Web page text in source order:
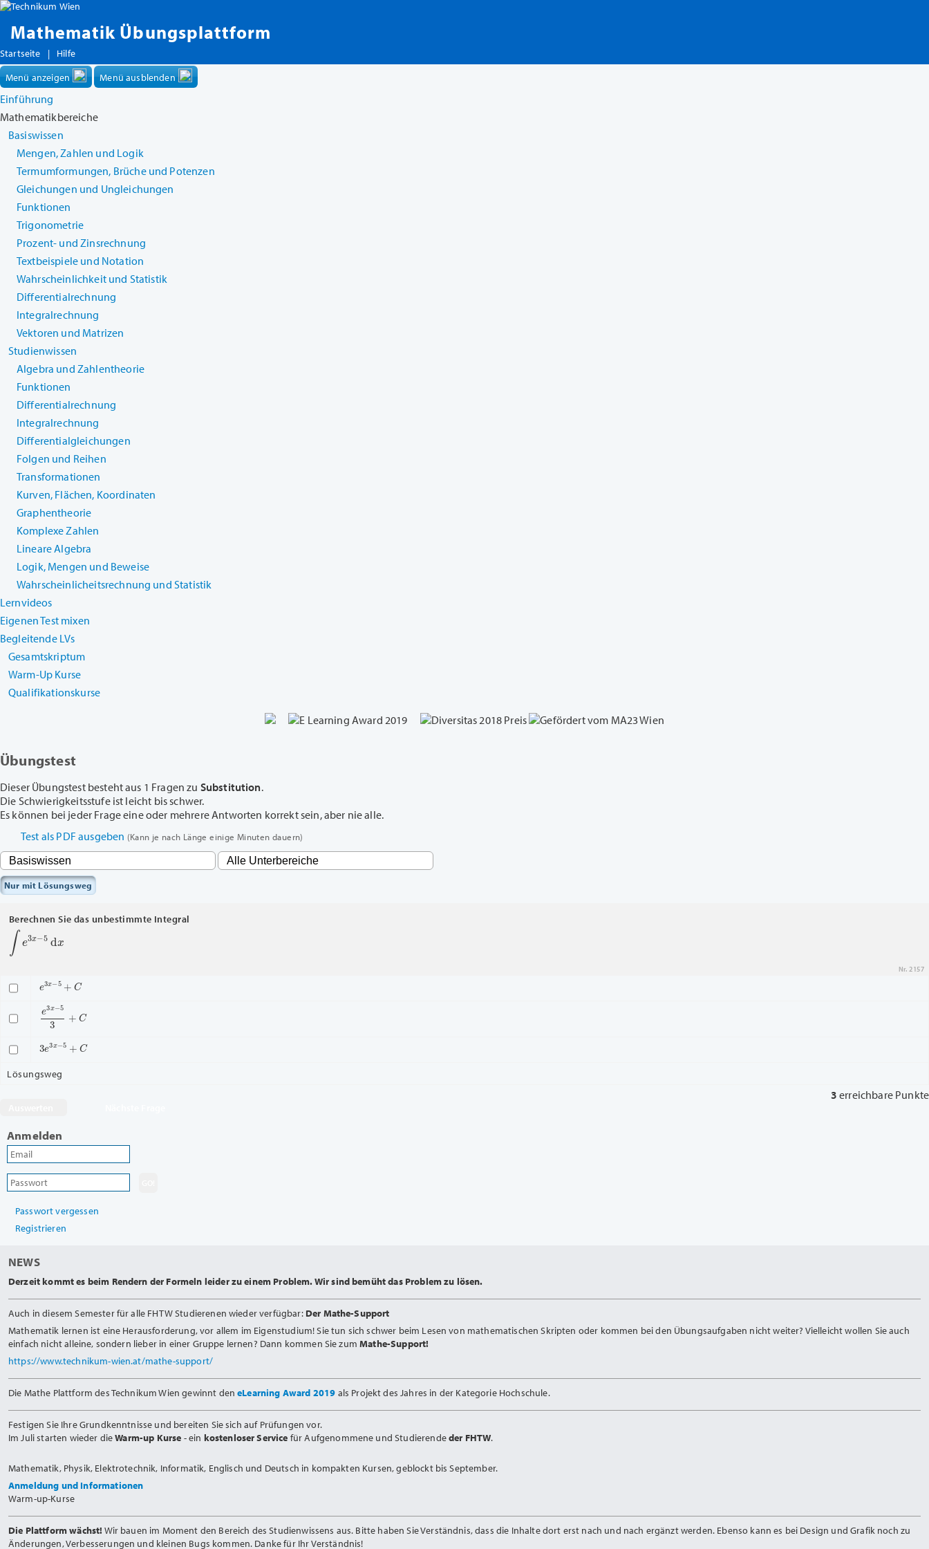
Mathematik Übungsplattform
Startseite | Hilfe
Menü anzeigen Menü ausblenden
Einführung
Mathematikbereiche
Basiswissen
Mengen, Zahlen und Logik
Termumformungen, Brüche und Potenzen
Gleichungen und Ungleichungen
Funktionen
Trigonometrie
Prozent- und Zinsrechnung
Textbeispiele und Notation
Wahrscheinlichkeit und Statistik
Differentialrechnung
Integralrechnung
Vektoren und Matrizen
Studienwissen
Algebra und Zahlentheorie
Funktionen
Differentialrechnung
Integralrechnung
Differentialgleichungen
Folgen und Reihen
Transformationen
Kurven, Flächen, Koordinaten
Graphentheorie
Komplexe Zahlen
Lineare Algebra
Logik, Mengen und Beweise
Wahrscheinlicheitsrechnung und Statistik
Lernvideos
Eigenen Test mixen
Begleitende LVs
Gesamtskriptum
Warm-Up Kurse
Qualifikationskurse
Übungstest
Dieser Übungstest besteht aus 1 Fragen zu Substitution.
Die Schwierigkeitsstufe ist leicht bis schwer.
Es können bei jeder Frage eine oder mehrere Antworten korrekt sein, aber nie alle.
Test als PDF ausgeben (Kann je nach Länge einige Minuten dauern)
Nur mit Lösungsweg
Berechnen Sie das unbestimmte Integral
e3 x− 5 dx
Nr. 2157
e3x − C
e3x−5 +C
3 e3x − C
Lösungsweg
3 erreichbare Punkte
Anmelden
Passwort vergessen
Registrieren
NEWS
Derzeit kommt es beim Rendern der Formeln leider zu einem Problem. Wir sind bemüht das Problem zu lösen.
Auch in diesem Semester für alle FHTW Studierenen wieder verfügbar: Der Mathe-Support
Mathematik lernen ist eine Herausforderung, vor allem im Eigenstudium! Sie tun sich schwer beim Lesen von mathematischen Skripten oder kommen bei den Übungsaufgaben nicht weiter? Vielleicht wollen Sie auch
einfach nicht alleine, sondern lieber in einer Gruppe lernen? Dann kommen Sie zumMathe-Support!
https://www.technikum-wien.at/mathe-support/
Die Mathe Plattform des Technikum Wien gewinnt deneLearning Award 2019 als Projekt des Jahres in der Kategorie Hochschule.
Festigen Sie Ihre Grundkenntnisse und bereiten Sie sich auf Prüfungen vor.
Im Juli starten wieder dieWarm-up Kurse - ein kostenloser Service für Aufgenommene und Studierendeder FHTW.
Mathematik, Physik, Elektrotechnik, Informatik, Englisch und Deutsch in kompakten Kursen, geblockt bis September.
Anmeldung und Informationen
Warm-up-Kurse
Die Plattform wächst! Wir bauen im Moment den Bereich des Studienwissens aus. Bitte haben Sie Verständnis, dass die Inhalte dort erst nach und nach ergänzt werden. Ebenso kann es bei Design und Grafik noch zu
Änderungen, Verbesserungen und kleinen Bugs kommen. Danke für Ihr Verständnis!